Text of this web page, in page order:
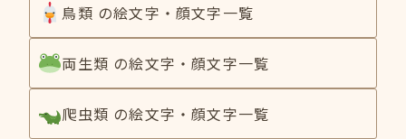
鳥類 の絵文字・顔文字一覧
両生類 の絵文字・顔文字一覧
爬虫類 の絵文字・顔文字一覧